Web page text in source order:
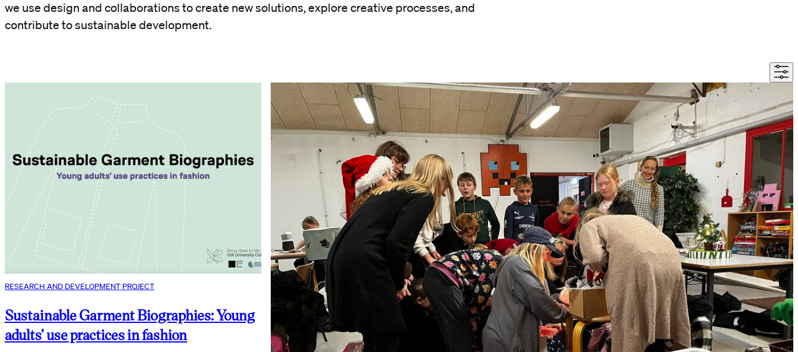
we use design and collaborations to create new solutions, explore creative processes, and
contribute to sustainable development.
RESEARCH AND DEVELOPMENT PROJECT
Sustainable Garment Biographies: Young
adults’ use practices in fashion